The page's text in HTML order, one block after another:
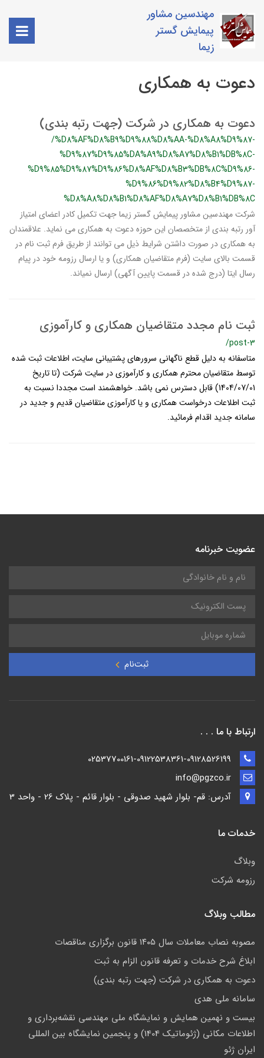
مهندسین مشاور
پیمایش گستر
زیما
دعوت به همکاری
دعوت به همکاری در شرکت (جهت رتبه بندی)
/%D8%AF%D8%B9%D9%88%D8%AA-%D8%A8%D9%87-
%D9%87%D9%85%DA%A9%D8%A7%D8%B1%DB%8C-
%D9%85%D9%87%D9%86%D8%AF%D8%B3%DB%8C%D9%86-
%D9%86%D9%82%D8%B4%D9%87-
%D8%A8%D8%B1%D8%AF%D8%A7%D8%B1%DB%8C
شرکت مهندسین مشاور پیمایش گستر زیما جهت تکمیل کادر اعضای امتیاز
آور رتبه بندی از متخصصان این حوزه دعوت به همکاری می نماید. علاقمندان
به همکاری در صورت داشتن شرایط ذیل می توانند از طریق فرم ثبت نام در
قسمت بالای سایت (فرم متقاضیان همکاری) و یا ارسال رزومه خود در پیام
رسال ایتا (درج شده در قسمت پایین آگهی) ارسال نمیاند.
ثبت نام مجدد متقاضیان همکاری و کارآموزی
/post-3
متاسفانه به دلیل قطع ناگهانی سرورهای پشتیبانی سایت، اطلاعات ثبت شده
توسط متقاضیان محترم همکاری و کارآموزی در سایت شرکت (تا تاریخ
1404/07/01) قابل دسترس نمی باشد. خواهشمند است مجددا نسبت به
ثبت اطلاعات درخواست همکاری و یا کارآموزی متقاضیان قدیم و جدید در
سامانه جدید اقدام فرمائید.
عضویت خبرنامه
ثبت‌نام
ارتباط با ما . . .
آدرس: قم- بلوار شهید صدوقی - بلوار قائم - پلاک 26 - واحد 3
خدمات ما
وبلاگ
رزومه شرکت
مطالب وبلاگ
مصوبه نصاب معاملات سال ۱۴۰۵ قانون برگزاری مناقصات
ابلاغ شرح خدمات و تعرفه قانون الزام به ثبت
دعوت به همکاری در شرکت (جهت رتبه بندی)
سامانه ملی هدی
بیست و نهمین همایش و نمایشگاه ملی مهندسی نقشه‌برداری و
اطلاعات مکانی (ژئوماتیک 1404) و پنجمین نمایشگاه بین المللی
ایران ژئو